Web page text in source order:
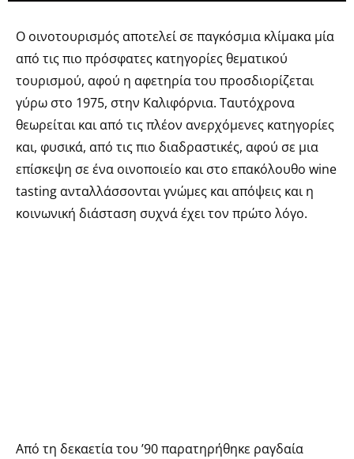
Ο οινοτουρισμός αποτελεί σε παγκόσμια κλίμακα μία
από τις πιο πρόσφατες κατηγορίες θεματικού
τουρισμού, αφού η αφετηρία του προσδιορίζεται
γύρω στο 1975, στην Καλιφόρνια. Ταυτόχρονα
θεωρείται και από τις πλέον ανερχόμενες κατηγορίες
και, φυσικά, από τις πιο διαδραστικές, αφού σε μια
επίσκεψη σε ένα οινοποιείο και στο επακόλουθο wine
tasting ανταλλάσσονται γνώμες και απόψεις και η
κοινωνική διάσταση συχνά έχει τον πρώτο λόγο.
Από τη δεκαετία του ’90 παρατηρήθηκε ραγδαία